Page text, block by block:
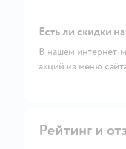
Есть ли скидки
В нашем интернет-
акций из меню
Рейтинг и